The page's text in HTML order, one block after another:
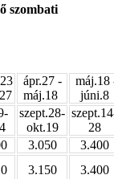
szombati
ápr.27 -
máj.18
máj.18
júni.8
szept.28-
okt.19
28
3.050
3.400
3.150
3.400